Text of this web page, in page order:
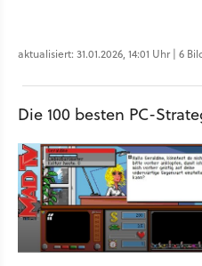
aktualisiert: 31.01.2026, 14:01 Uhr | 6
Die 100 besten PC-